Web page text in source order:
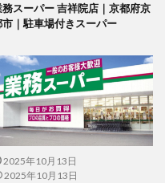
務スーパー 吉祥院店｜京都府京
市｜駐車場付きスーパー
2025年10月13日
2025年10月13日